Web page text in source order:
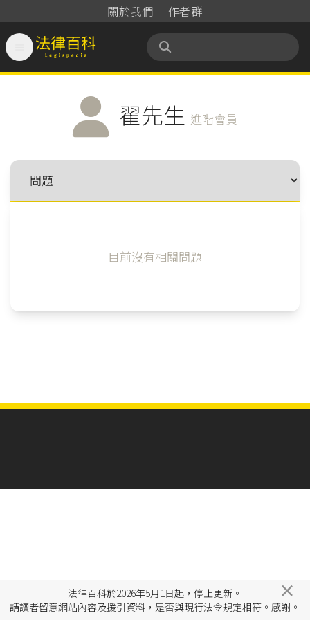
關於我們 作者群
法律百科 Legispedia
翟先生 進階會員
目前沒有相關問題
法律百科於2026年5月1日起，停止更新。
請讀者留意網站內容及援引資料，是否與現行法令規定相符。感謝。
×